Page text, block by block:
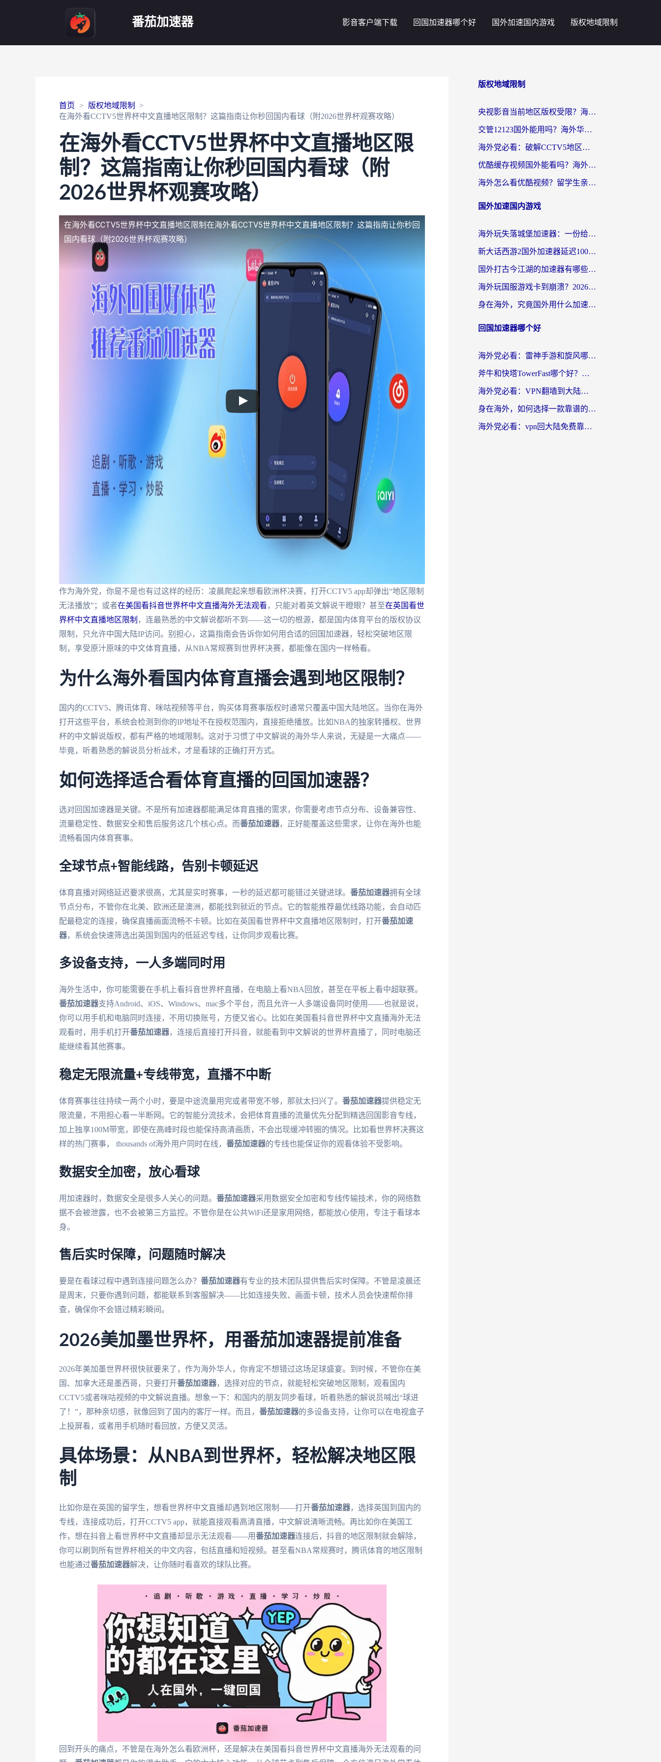
番茄加速器 影音客户端下载 回国加速器哪个好 国外加速国内游戏 版权地域限制
首页
版权地域限制
在海外看CCTV5世界杯中文直播地区限制？这篇指南让你秒回国内看球（附2026世界杯观赛攻略）
在海外看CCTV5世界杯中文直播地区限
制？这篇指南让你秒回国内看球（附
2026世界杯观赛攻略）
在海外看CCTV5世界杯中文直播地区限制 在海外看CCTV5世界杯中文直播地区限制？这篇指南让你秒回
国内看球（附2026世界杯观赛攻略）
作为海外党，你是不是也有过这样的经历：凌晨爬起来想看欧洲杯决赛，打开CCTV5 app却弹出“地区限制
无法播放”；或者在美国看抖音世界杯中文直播海外无法观看 ，只能对着英文解说干瞪眼？甚至在英国看世
界杯中文直播地区限制 ，连最熟悉的中文解说都听不到——这一切的根源，都是国内体育平台的版权协议
限制，只允许中国大陆IP访问。别担心，这篇指南会告诉你如何用合适的回国加速器，轻松突破地区限
制，享受原汁原味的中文体育直播，从NBA常规赛到世界杯决赛，都能像在国内一样畅看。
为什么海外看国内体育直播会遇到地区限制？
国内的CCTV5、腾讯体育、咪咕视频等平台，购买体育赛事版权时通常只覆盖中国大陆地区。当你在海外
打开这些平台，系统会检测到你的IP地址不在授权范围内，直接拒绝播放。比如NBA的独家转播权、世界
杯的中文解说版权，都有严格的地域限制。这对于习惯了中文解说的海外华人来说，无疑是一大痛点——
毕竟，听着熟悉的解说员分析战术，才是看球的正确打开方式。
如何选择适合看体育直播的回国加速器？
选对回国加速器是关键。不是所有加速器都能满足体育直播的需求，你需要考虑节点分布、设备兼容性、
流量稳定性、数据安全和售后服务这几个核心点。而番茄加速器，正好能覆盖这些需求，让你在海外也能
流畅看国内体育赛事。
全球节点+智能线路，告别卡顿延迟
体育直播对网络延迟要求很高，尤其是实时赛事，一秒的延迟都可能错过关键进球。 番茄加速器拥有全球
节点分布，不管你在北美、欧洲还是澳洲，都能找到就近的节点。它的智能推荐最优线路功能，会自动匹
配最稳定的连接，确保直播画面流畅不卡顿。比如在英国看世界杯中文直播地区限制时，打开番茄加速
器，系统会快速筛选出英国到国内的低延迟专线，让你同步观看比赛。
多设备支持，一人多端同时用
海外生活中，你可能需要在手机上看抖音世界杯直播，在电脑上看NBA回放，甚至在平板上看中超联赛。
番茄加速器支持Android、iOS、Windows、mac多个平台，而且允许一人多端设备同时使用——也就是说，
你可以用手机和电脑同时连接，不用切换账号，方便又省心。比如在美国看抖音世界杯中文直播海外无法
观看时，用手机打开番茄加速器，连接后直接打开抖音，就能看到中文解说的世界杯直播了，同时电脑还
能继续看其他赛事。
稳定无限流量+专线带宽，直播不中断
体育赛事往往持续一两个小时，要是中途流量用完或者带宽不够，那就太扫兴了。 番茄加速器提供稳定无
限流量，不用担心看一半断网。它的智能分流技术，会把体育直播的流量优先分配到精选回国影音专线，
加上独享100M带宽，即使在高峰时段也能保持高清画质，不会出现缓冲转圈的情况。比如看世界杯决赛这
样的热门赛事， thousands of海外用户同时在线， 番茄加速器的专线也能保证你的观看体验不受影响。
数据安全加密，放心看球
用加速器时，数据安全是很多人关心的问题。 番茄加速器采用数据安全加密和专线传输技术，你的网络数
据不会被泄露，也不会被第三方监控。不管你是在公共WiFi还是家用网络，都能放心使用，专注于看球本
身。
售后实时保障，问题随时解决
要是在看球过程中遇到连接问题怎么办？ 番茄加速器有专业的技术团队提供售后实时保障。不管是凌晨还
是周末，只要你遇到问题，都能联系到客服解决——比如连接失败、画面卡顿，技术人员会快速帮你排
查，确保你不会错过精彩瞬间。
2026美加墨世界杯，用番茄加速器提前准备
2026年美加墨世界杯很快就要来了，作为海外华人，你肯定不想错过这场足球盛宴。到时候，不管你在美
国、加拿大还是墨西哥，只要打开番茄加速器，选择对应的节点，就能轻松突破地区限制，观看国内
CCTV5或者咪咕视频的中文解说直播。想象一下：和国内的朋友同步看球，听着熟悉的解说员喊出“球进
了！”，那种亲切感，就像回到了国内的客厅一样。而且， 番茄加速器的多设备支持，让你可以在电视盒子
上投屏看，或者用手机随时看回放，方便又灵活。
具体场景：从NBA到世界杯，轻松解决地区限
制
比如你是在英国的留学生，想看世界杯中文直播却遇到地区限制——打开番茄加速器，选择英国到国内的
专线，连接成功后，打开CCTV5 app，就能直接观看高清直播，中文解说清晰流畅。再比如你在美国工
作，想在抖音上看世界杯中文直播却显示无法观看——用番茄加速器连接后，抖音的地区限制就会解除，
你可以刷到所有世界杯相关的中文内容，包括直播和短视频。甚至看NBA常规赛时，腾讯体育的地区限制
也能通过番茄加速器解决，让你随时看喜欢的球队比赛。
回到开头的痛点，不管是在海外怎么看欧洲杯，还是解决在美国看抖音世界杯中文直播海外无法观看的问
版权地域限制
央视影音当前地区版权受限？海外党追剧看片的终极解决方案来了
交管12123国外能用吗？海外华人亲测有效的回国加速器选择指南
海外党必看：破解CCTV5地区限制，这样看欧洲杯奥运直播才够爽！
优酷缓存视频国外能看吗？海外党追剧看片的终极解决方案来了
海外怎么看优酷视频？留学生亲测有效的回国加速器选择指南
国外加速国内游戏
海外玩失落城堡加速器：一份给漂泊玩家的网络自救指南
新大话西游2国外加速器延迟100以下怎么办？海外党实测有效的低延迟指南
国外打古今江湖的加速器有哪些游戏？一个海外玩家的终极选择指南
海外玩国服游戏卡到崩溃？2026加速器免费推荐+实用指南（亲测有效）
身在海外，究竟国外用什么加速器打wow好？
回国加速器哪个好
海外党必看：雷神手游和旋风哪个好？3分钟选对回国加速器，无缝刷国内剧玩游戏
斧牛和快塔TowerFast哪个好？海外党如何选对回国加速器
海外党必看：VPN翻墙到大陆的实用指南——从看CCTV5到选加速器，一篇全搞定
身在海外，如何选择一款靠谱的加速国内网络的加速器？
海外党必看：vpn回大陆免费靠谱吗？3步选对加速器实现无缝刷国内资源